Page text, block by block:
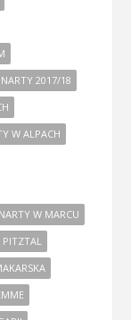
NARTY 2017/18
W ALPACH
NARTY W MARCU
PITZTAL